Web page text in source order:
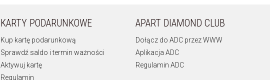
KARTY PODARUNKOWE
Kup kartę podarunkową
Sprawdź saldo i termin ważności
Aktywuj kartę
Regulamin
APART DIAMOND CLUB
Dołącz do ADC przez WWW
Aplikacja ADC
Regulamin ADC